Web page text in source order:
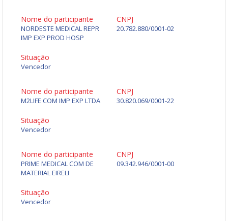
Nome do participante
NORDESTE MEDICAL REPR
IMP EXP PROD HOSP
CNPJ
20.782.880/0001-02
Situação
Vencedor
Nome do participante
M2LIFE COM IMP EXP LTDA
CNPJ
30.820.069/0001-22
Situação
Vencedor
Nome do participante
PRIME MEDICAL COM DE
MATERIAL EIRELI
CNPJ
09.342.946/0001-00
Situação
Vencedor